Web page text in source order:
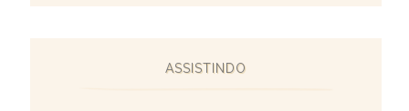
ASSISTINDO